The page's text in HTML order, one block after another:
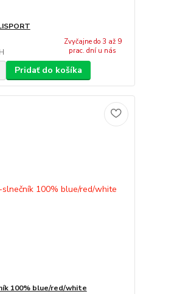
Zvyčajne do 3 až 9
prac. dní u nás
Pridať do košíka
100% blue/red/white